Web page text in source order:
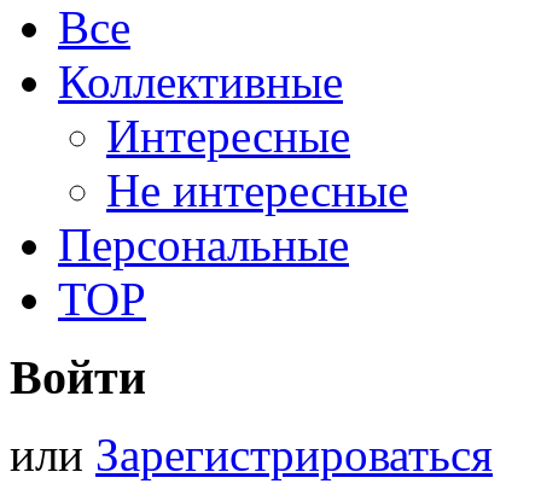
Все
Коллективные
Интересные
Не интересные
Персональные
TOP
Войти
или Зарегистрироваться